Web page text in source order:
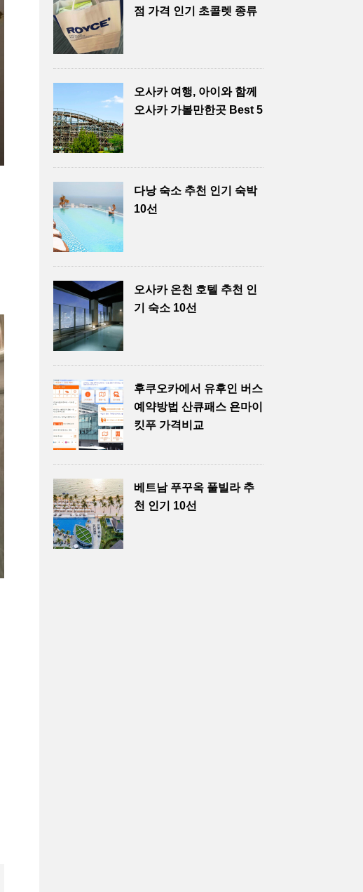
점 가격 인기 초콜렛 종류
오사카 여행, 아이와 함께
오사카 가볼만한곳 Best 5
다낭 숙소 추천 인기 숙박
10선
오사카 온천 호텔 추천 인
기 숙소 10선
후쿠오카에서 유후인 버스
예약방법 산큐패스 욘마이
킷푸 가격비교
베트남 푸꾸옥 풀빌라 추
천 인기 10선